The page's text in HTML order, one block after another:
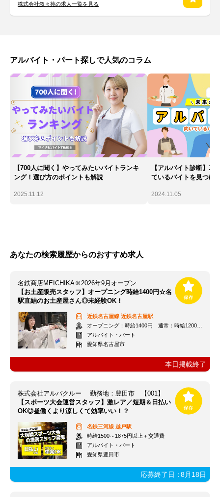
株式会社叙々苑の求人一覧を見る
アルバイト・パート探しで人気のコラム
【700人に聞く】やってみたいバイトランキ
ング！選び方のポイントも解説
2025.11.12
【アルバイト診断】
ているバイトを見つけ
2024.11.05
あなたの検索履歴からのおすすめ求人
名鉄商店MEICHIKA※2026年9月オープン
【お土産販売スタッフ】オープニング時給1400円☆名
駅直結のお土産屋さん◎未経験OK！
近鉄名古屋線 近鉄名古屋駅
オープニング：時給1400円 通常：時給1200円～＋交通費全額支給
アルバイト・パート
愛知県名古屋市
本日掲載終了
株式会社アルバクルー 勤務地：豊田市 【001】
【スポーツ大会運営スタッフ】激レア／短期＆日払い
OK◎昼働くより涼しくて効率いい！？
名鉄三河線 越戸駅
時給1500～1875円以上＋交通費
アルバイト・パート
愛知県豊田市
応募終了日：8月18日